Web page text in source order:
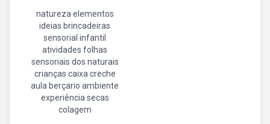
natureza elementos
ideias brincadeiras
sensorial infantil
atividades folhas
sensoriais dos naturais
crianças caixa creche
aula berçario ambiente
experiência secas
colagem